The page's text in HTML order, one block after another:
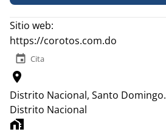
Sitio web:
https://corotos.com.do
event Cita
location_on
Distrito Nacional, Santo Domingo.
Distrito Nacional
home_work